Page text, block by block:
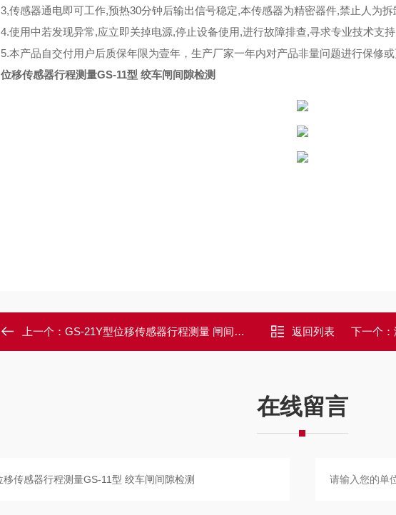
3,传感器通电即可工作,预热30分钟后输出信号稳定,本传感器为精密器件,禁止人为拆
4.使用中若发现异常,应立即关掉电源,停止设备使用,进行故障排查,寻求专业技术支持
5.本产品自交付用户后质保年限为壹年，生产厂家一年内对产品非量问题进行保修或
位移传感器行程测量GS-11型 绞车闸间隙检测
上一个： GS-21Y型位移传感器行程测量 闸间隙检测 返回列表 下一个：
在线留言